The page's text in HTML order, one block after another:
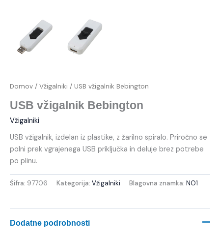
Domov / Vžigalniki / USB vžigalnik Bebington
USB vžigalnik Bebington
Vžigalniki
USB vžigalnik, izdelan iz plastike, z žarilno spiralo. Priročno se
polni prek vgrajenega USB priključka in deluje brez potrebe
po plinu.
Šifra: 97706 Kategorija: Vžigalniki Blagovna znamka: NO1
Dodatne podrobnosti